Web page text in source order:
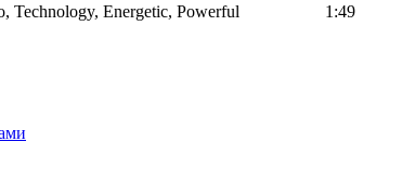
Technology, Energetic, Powerful 1:49